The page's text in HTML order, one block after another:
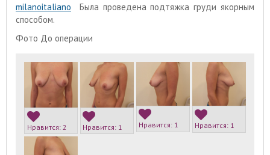
milanoitaliano Была проведена подтяжка груди якорным
способом.
Фото До операции
Нравится: 2 Нравится: 1 Нравится: 1 Нравится: 1